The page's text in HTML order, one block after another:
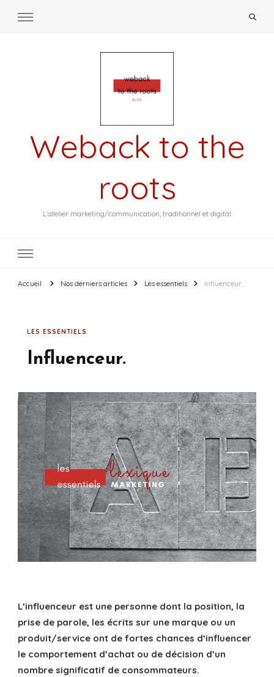
Weback to the
roots
L'atelier marketing/communication, traditionnel et digital
Accueil Nos derniers articles Les essentiels Influenceur.
LES ESSENTIELS
Influenceur.
L’influenceur est une personne dont la position, la
prise de parole, les écrits sur une marque ou un
produit/service ont de fortes chances d’influencer
le comportement d’achat ou de décision d’un
nombre significatif de consommateurs.